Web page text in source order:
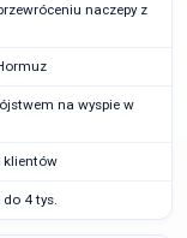
naczepy z
na wyspie w
klientów
4 tys.